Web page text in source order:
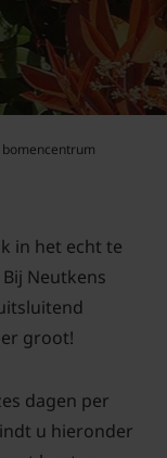
in het echt te
Neutkens
groot!
dagen per
u hieronder